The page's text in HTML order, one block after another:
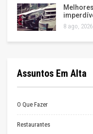
8 ago, 2026
Assuntos Em Alta
O Que Fazer
Restaurantes